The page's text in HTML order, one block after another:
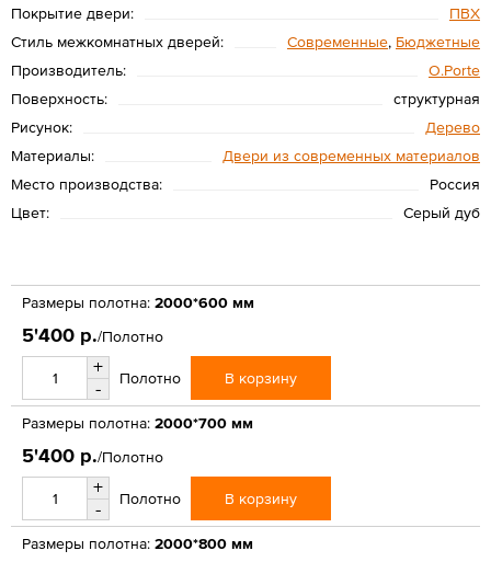
Покрытие двери:
ПВХ
Стиль межкомнатных дверей:
Современные, Бюджетные
Производитель:
O.Porte
Поверхность:
структурная
Рисунок:
Дерево
Материалы:
Двери из современных материалов
Место производства:
Россия
Цвет:
Серый дуб
Размеры полотна: 2000*600 мм
5'400 р./Полотно
+
-
Полотно В корзину
Размеры полотна: 2000*700 мм
5'400 р./Полотно
+
-
Полотно В корзину
Размеры полотна: 2000*800 мм